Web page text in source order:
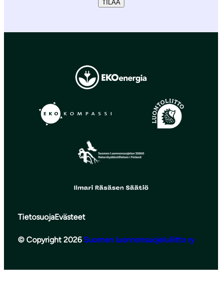
TILAA
TietosuojaEvästeet
© Copyright 2026 Suomen luonnonsuojeluliitto ry